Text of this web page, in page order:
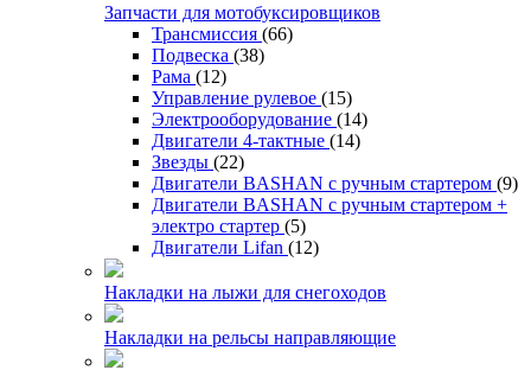
Запчасти для мотобуксировщиков
Трансмиссия (66)
Подвеска (38)
Рама (12)
Управление рулевое (15)
Электрооборудование (14)
Двигатели 4-тактные (14)
Звезды (22)
Двигатели BASHAN с ручным стартером (9)
Двигатели BASHAN с ручным стартером +
электро стартер (5)
Двигатели Lifan (12)
Накладки на лыжи для снегоходов
Накладки на рельсы направляющие